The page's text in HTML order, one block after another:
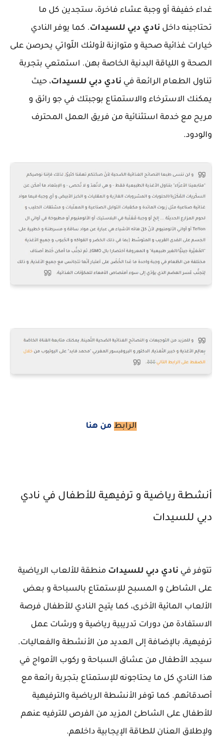
غداء خفيفة أو وجبة عشاء فاخرة، ستجدين كل ما
تحتاجينه داخل نادي دبي للسيدات. كما يوفر النادي
خيارات غذائية صحية و متوازنة لأولئك اللّواتي يحرصن على
الصحة و اللياقة البدنية الخاصة بهن. استمتعي بتجربة
تناول الطعام الرائعة في نادي دبي للسيدات، حيث
يمكنك الاسترخاء والاستمتاع بوجبتك في جو رائق و
مريح مع خدمة استثنائية من فريق العمل المحترف
والودود.
الرابط من هنا
أنشطة رياضية و ترفيهية للأطفال في نادي
دبي للسيدات
تتوفر في نادي دبي للسيدات منطقة للألعاب الرياضية
على الشاطئ و المسبح للإستمتاع بالسباحة و بعض
الألعاب المائية الأخرى، كما يتيح النادي للأطفال فرصة
الاستفادة من دورات تدريبية رياضية و ورشات عمل
ترفيهية، بالإضافة إلى العديد من الأنشطة والفعاليات.
سيجد الأطفال من عشاق السباحة و ركوب الأمواج في
هذا النادي كل ما يحتاجونه للإستمتاع بتجربة رائعة مع
أصدقائهم. كما توفر الأنشطة الرياضية والترفيهية
للأطفال على الشاطئ المزيد من الفرص للترفيه عنهم
ولإطلاق العنان للطاقة الإيجابية داخلهم.